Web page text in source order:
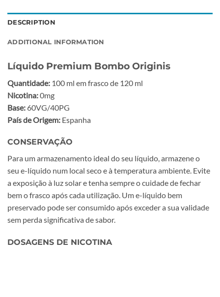
DESCRIPTION
ADDITIONAL INFORMATION
Líquido Premium Bombo Originis
Quantidade: 100 ml em frasco de 120 ml
Nicotina:0mg
Base: 60VG/40PG
País de Origem: Espanha
CONSERVAÇÃO
Para um armazenamento ideal do seu líquido, armazene o
seu e-líquido num local seco e à temperatura ambiente. Evite
a exposição à luz solar e tenha sempre o cuidade de fechar
bem o frasco após cada utilização. Um e-líquido bem
preservado pode ser consumido após exceder a sua validade
sem perda significativa de sabor.
DOSAGENS DE NICOTINA